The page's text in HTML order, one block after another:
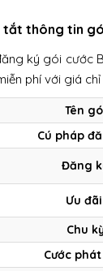
thông tin
ký gói cước
phí với giá chỉ
Tên
Cú pháp
Đăng
Ưu đãi
Chu
Cước